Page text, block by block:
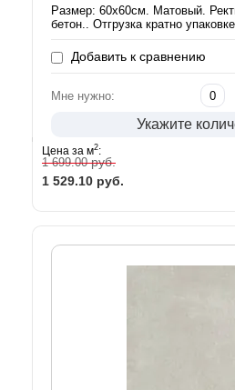
Размер: 60х60см. Матовый.
бетон.. Отгрузка кратно
Добавить к сравнению
Мне нужно:
Укажите
Цена за м2:
1 699.00руб.
1 529.10 руб.